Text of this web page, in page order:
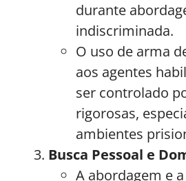
durante
indiscriminada.
O uso de arma
aos agentes
ser controlado
rigorosas,
ambientes
Busca Pessoal e
A abordagem e